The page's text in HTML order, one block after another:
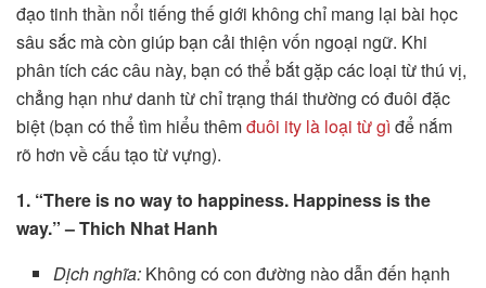
đạo tinh thần nổi tiếng thế giới không chỉ mang lại bài học
sâu sắc mà còn giúp bạn cải thiện vốn ngoại ngữ. Khi
phân tích các câu này, bạn có thể bắt gặp các loại từ thú vị,
chẳng hạn như danh từ chỉ trạng thái thường có đuôi đặc
biệt (bạn có thể tìm hiểu thêmđuôi ity là loại từ gì để nắm
rõ hơn về cấu tạo từ vựng).
1. “There is no way to happiness. Happiness is the
way.” – Thich Nhat Hanh
Dịch nghĩa: Không có con đường nào dẫn đến hạnh